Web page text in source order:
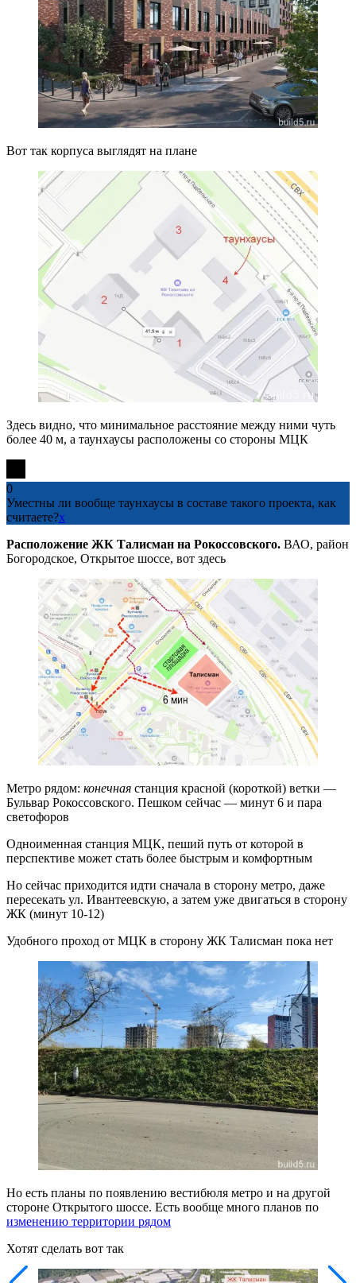
Вот так корпуса выглядят на плане
Здесь видно, что минимальное расстояние между ними чуть
более 40 м, а таунхаусы расположены со стороны МЦК
0
Уместны ли вообще таунхаусы в составе такого проекта, как
считаете?x
Расположение ЖК Талисман на Рокоссовского. ВАО, район
Богородское, Открытое шоссе, вот здесь
Метро рядом: конечная станция красной (короткой) ветки —
Бульвар Рокоссовского. Пешком сейчас — минут 6 и пара
светофоров
Одноименная станция МЦК, пеший путь от которой в
перспективе может стать более быстрым и комфортным
Но сейчас приходится идти сначала в сторону метро, даже
пересекать ул. Ивантеевскую, а затем уже двигаться в сторону
ЖК (минут 10-12)
Удобного проход от МЦК в сторону ЖК Талисман пока нет
Но есть планы по появлению вестибюля метро и на другой
стороне Открытого шоссе. Есть вообще много планов по
изменению территории рядом
Хотят сделать вот так